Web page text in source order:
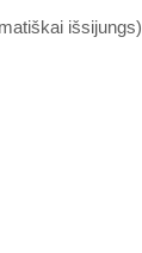
išsijungs)